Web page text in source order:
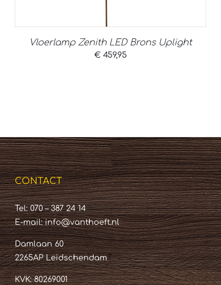
Vloerlamp Zenith LED Brons Uplight
€ 459,95
CONTACT
Tel: 070 – 387 24 14
E-mail:info@vanthoeft.nl
Damlaan 60
2265AP Leidschendam
KVK: 80269001